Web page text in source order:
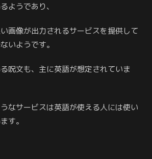
ようであり、
画像が出力されるサービスを提供して
いようです。
呪文も、主に英語が想定されていま
なサービスは英語が使える人には使い
す。